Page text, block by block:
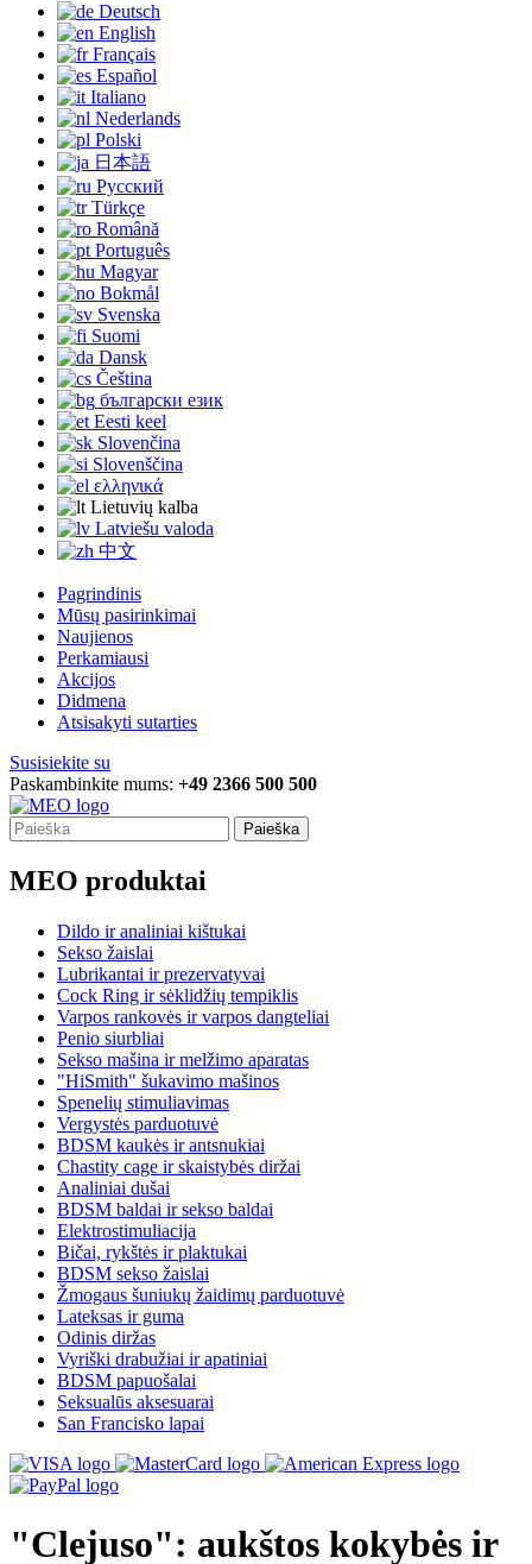
Deutsch
English
Français
Español
Italiano
Nederlands
Polski
日本語
Русский
Türkçe
Română
Português
Magyar
Bokmål
Svenska
Suomi
Dansk
Čeština
български език
Eesti keel
Slovenčina
Slovenščina
ελληνικά
Lietuvių kalba
Latviešu valoda
中文
Pagrindinis
Mūsų pasirinkimai
Naujienos
Perkamiausi
Akcijos
Didmena
Atsisakyti sutarties
Susisiekite su
Paskambinkite mums: +49 2366 500 500
Paieška
MEO produktai
Dildo ir analiniai kištukai
Sekso žaislai
Lubrikantai ir prezervatyvai
Cock Ring ir sėklidžių tempiklis
Varpos rankovės ir varpos dangteliai
Penio siurbliai
Sekso mašina ir melžimo aparatas
"HiSmith" šukavimo mašinos
Spenelių stimuliavimas
Vergystės parduotuvė
BDSM kaukės ir antsnukiai
Chastity cage ir skaistybės diržai
Analiniai dušai
BDSM baldai ir sekso baldai
Elektrostimuliacija
Bičai, rykštės ir plaktukai
BDSM sekso žaislai
Žmogaus šuniukų žaidimų parduotuvė
Lateksas ir guma
Odinis diržas
Vyriški drabužiai ir apatiniai
BDSM papuošalai
Seksualūs aksesuarai
San Francisko lapai
"Clejuso": aukštos kokybės ir